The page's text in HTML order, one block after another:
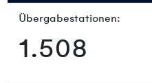
Übergabestationen:
1.508